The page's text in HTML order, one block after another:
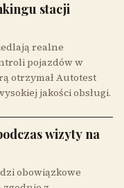
stacji
realne
pojazdów w
otrzymał Autotest
jakości obsługi.
wizyty na
obowiązkowe